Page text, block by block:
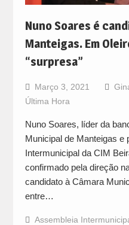
Nuno Soares é
Manteigas. Em
“surpresa”
Março 3, 2021
Última Hora
Nuno Soares, líder da
Municipal de Manteigas e
Intermunicipal da CIM
confirmado pela direção
candidato à Câmara
entre…
Assembleia